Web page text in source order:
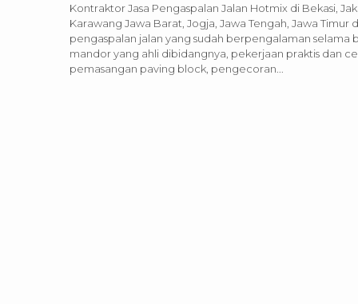
Kontraktor Jasa Pengaspalan Jalan Hotmix di Bekasi,
Karawang Jawa Barat, Jogja, Jawa Tengah, Jawa
pengaspalan jalan yang sudah berpengalaman
mandor yang ahli dibidangnya, pekerjaan praktis dan
pemasangan paving block, pengecoran...